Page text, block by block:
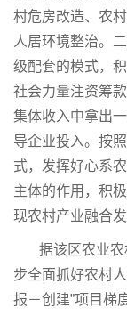
村危房改造、农
人居环境整治。
级配套的模式，
社会力量注资筹
集体收入中拿出
导企业投入。按
式，发挥好心系
主体的作用，积
现农村产业融合
据该区农业
步全面抓好农村
报－创建”项目梯